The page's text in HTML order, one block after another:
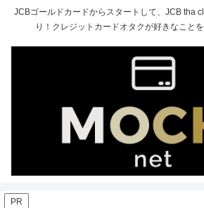
JCBゴールドカードからスタートして、JCB tha
り！クレジットカードオタクが好きなこと
PR